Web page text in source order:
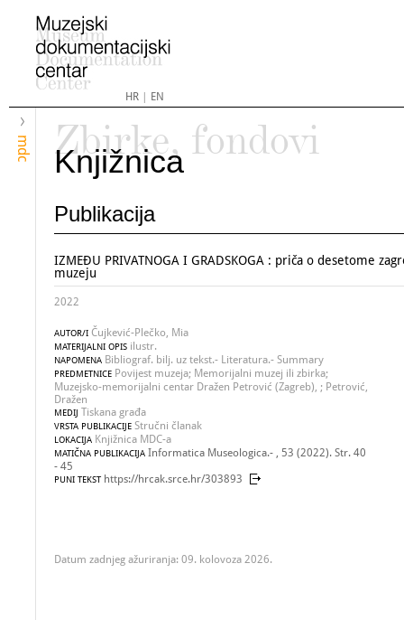
HR| EN
mdc
Zbirke, fondovi
Knjižnica
Publikacija
IZMEĐU PRIVATNOGA I GRADSKOGA : priča o desetome
muzeju
2022
AUTOR/I Čujkević-Plečko, Mia
MATERIJALNI OPIS ilustr.
NAPOMENA Bibliograf. bilj. uz tekst.- Literatura.- Summary
PREDMETNICE Povijest muzeja; Memorijalni muzej ili zbirka;
Muzejsko-memorijalni centar Dražen Petrović (Zagreb), ; Petrović,
Dražen
MEDIJ Tiskana građa
VRSTA PUBLIKACIJE Stručni članak
LOKACIJA Knjižnica MDC-a
MATIČNA PUBLIKACIJA Informatica Museologica.- , 53 (2022). Str. 40
- 45
PUNI TEKST https://hrcak.srce.hr/303893
Datum zadnjeg ažuriranja: 09. kolovoza 2026.